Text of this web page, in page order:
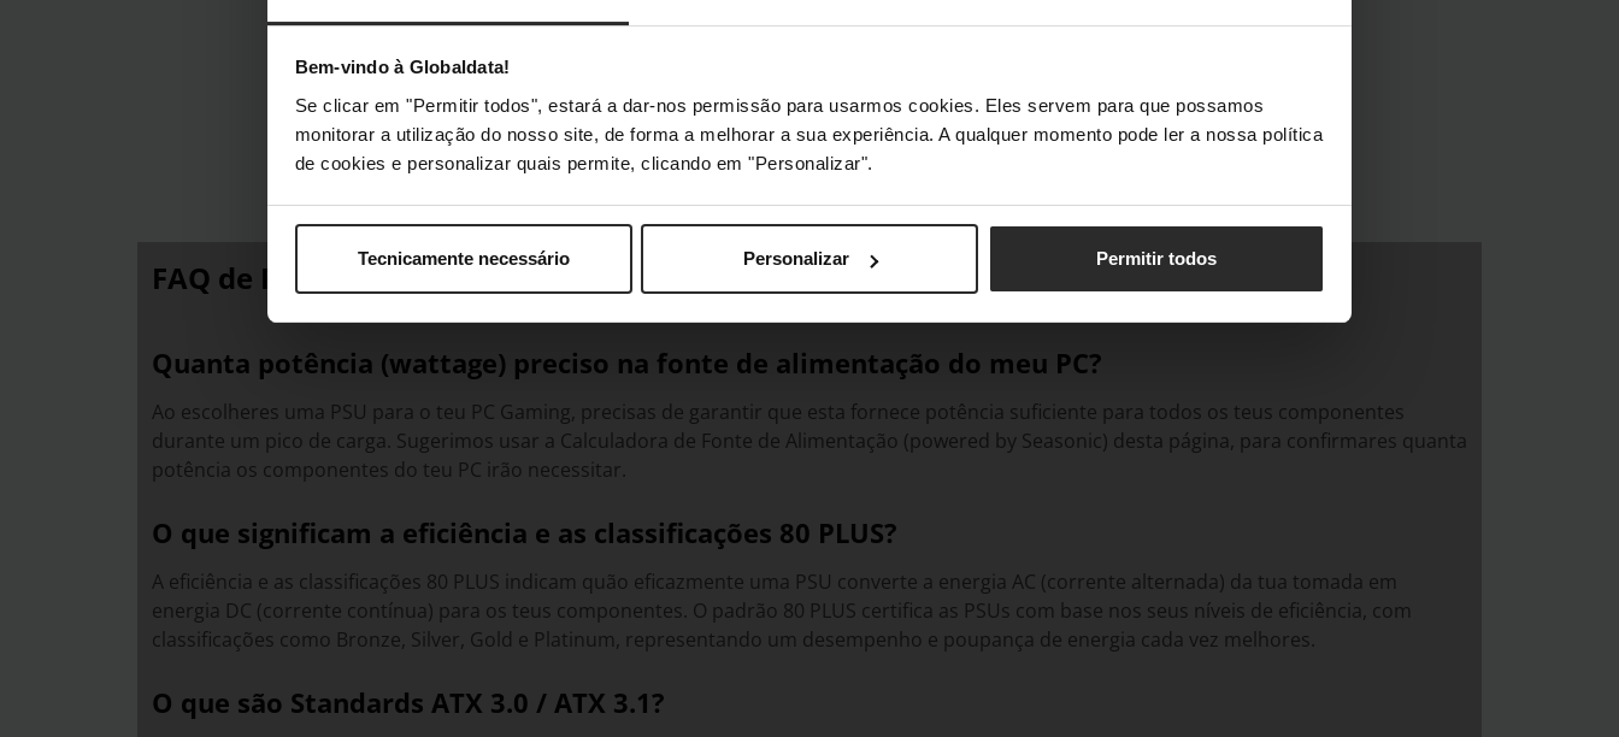
Bem-vindo à Globaldata!
Se clicar em "Permitir todos", estará a dar-nos permissão para usarmos cookies. Eles servem para que possamos
monitorar a utilização do nosso site, de forma a melhorar a sua experiência. A qualquer momento pode ler a nossa política
de cookies e personalizar quais permite, clicando em "Personalizar".
Tecnicamente necessário Personalizar Permitir todos
FAQ de Fontes de Alimentação
Quanta potência (wattage) preciso na fonte de alimentação do meu PC?
Ao escolheres uma PSU para o teu PC Gaming, precisas de garantir que esta fornece potência suficiente para todos os teus componentes
durante um pico de carga. Sugerimos usar a Calculadora de Fonte de Alimentação (powered by Seasonic) desta página, para confirmares quanta
potência os componentes do teu PC irão necessitar.
O que significam a eficiência e as classificações 80 PLUS?
A eficiência e as classificações 80 PLUS indicam quão eficazmente uma PSU converte a energia AC (corrente alternada) da tua tomada em
energia DC (corrente contínua) para os teus componentes. O padrão 80 PLUS certifica as PSUs com base nos seus níveis de eficiência, com
classificações como Bronze, Silver, Gold e Platinum, representando um desempenho e poupança de energia cada vez melhores.
O que são Standards ATX 3.0 / ATX 3.1?